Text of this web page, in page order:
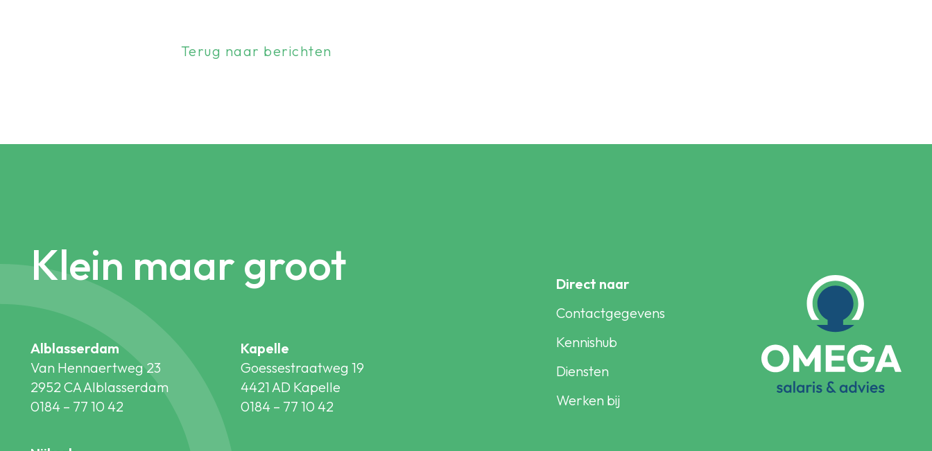
Terug naar berichten
Klein maar groot
Alblasserdam
Van Hennaertweg 23
2952 CA Alblasserdam
0184 – 77 10 42
Kapelle
Goessestraatweg 19
4421 AD Kapelle
0184 – 77 10 42
Direct naar
Contactgegevens
Kennishub
Diensten
Werken bij